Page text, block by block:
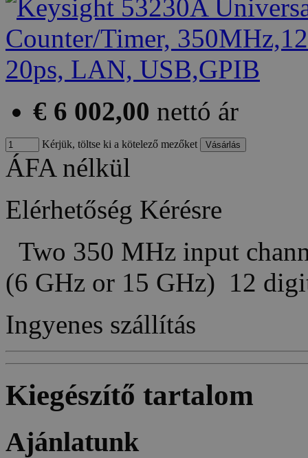
€ 6 002,00 nettó ár
Kérjük, töltse ki a kötelező mezőket
ÁFA nélkül
Elérhetőség Kérésre
Two 350 MHz input
(6 GHz or 15 GHz) 12
Ingyenes szállítás
Kiegészítő tartalom
Ajánlatunk